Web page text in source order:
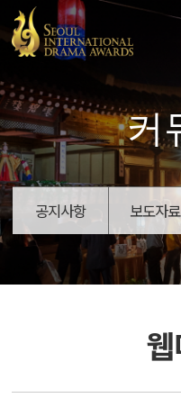
커
공지사항 보도자료